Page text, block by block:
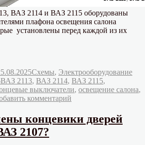
ВАЗ 2114 и ВАЗ 2115 оборудованы
плафона освещения салона
установлены перед каждой из их
Рубрики
Схемы, Электрооборудование
Метки
ВАЗ 2113, ВАЗ 2114, ВАЗ 2115,
выключатели, освещение салона,
комментарий
подключены
концевики дверей
2107?